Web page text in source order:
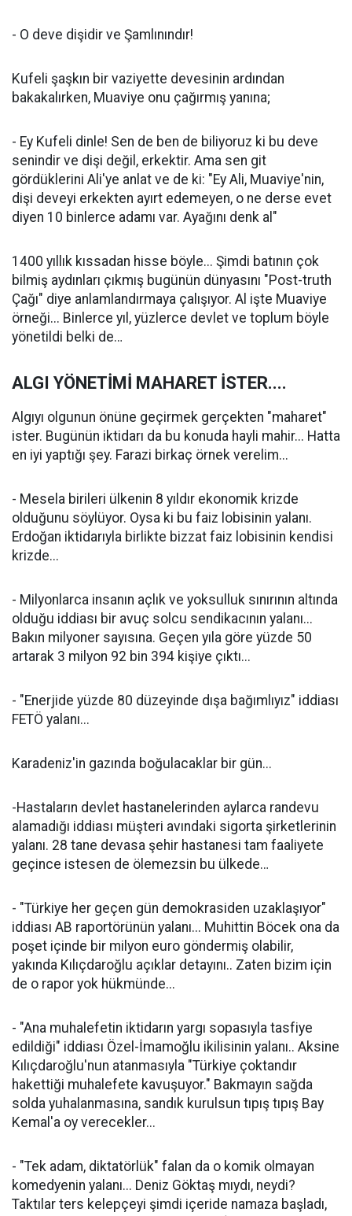
- O deve dişidir ve Şamlınındır!
Kufeli şaşkın bir vaziyette devesinin ardından
bakakalırken, Muaviye onu çağırmış yanına;
- Ey Kufeli dinle! Sen de ben de biliyoruz ki bu deve
senindir ve dişi değil, erkektir. Ama sen git
gördüklerini Ali'ye anlat ve de ki: "Ey Ali, Muaviye'nin,
dişi deveyi erkekten ayırt edemeyen, o ne derse evet
diyen 10 binlerce adamı var. Ayağını denk al"
1400 yıllık kıssadan hisse böyle... Şimdi batının çok
bilmiş aydınları çıkmış bugünün dünyasını "Post-truth
Çağı" diye anlamlandırmaya çalışıyor. Al işte Muaviye
örneği... Binlerce yıl, yüzlerce devlet ve toplum böyle
yönetildi belki de…
ALGI YÖNETİMİ MAHARET İSTER....
Algıyı olgunun önüne geçirmek gerçekten "maharet"
ister. Bugünün iktidarı da bu konuda hayli mahir... Hatta
en iyi yaptığı şey. Farazi birkaç örnek verelim...
- Mesela birileri ülkenin 8 yıldır ekonomik krizde
olduğunu söylüyor. Oysa ki bu faiz lobisinin yalanı.
Erdoğan iktidarıyla birlikte bizzat faiz lobisinin kendisi
krizde...
- Milyonlarca insanın açlık ve yoksulluk sınırının altında
olduğu iddiası bir avuç solcu sendikacının yalanı...
Bakın milyoner sayısına. Geçen yıla göre yüzde 50
artarak 3 milyon 92 bin 394 kişiye çıktı...
- "Enerjide yüzde 80 düzeyinde dışa bağımlıyız" iddiası
FETÖ yalanı...
Karadeniz'in gazında boğulacaklar bir gün...
-Hastaların devlet hastanelerinden aylarca randevu
alamadığı iddiası müşteri avındaki sigorta şirketlerinin
yalanı. 28 tane devasa şehir hastanesi tam faaliyete
geçince istesen de ölemezsin bu ülkede…
- "Türkiye her geçen gün demokrasiden uzaklaşıyor"
iddiası AB raportörünün yalanı... Muhittin Böcek ona da
poşet içinde bir milyon euro göndermiş olabilir,
yakında Kılıçdaroğlu açıklar detayını.. Zaten bizim için
de o rapor yok hükmünde...
- "Ana muhalefetin iktidarın yargı sopasıyla tasfiye
edildiği" iddiası Özel-İmamoğlu ikilisinin yalanı.. Aksine
Kılıçdaroğlu'nun atanmasıyla "Türkiye çoktandır
hakettiği muhalefete kavuşuyor." Bakmayın sağda
solda yuhalanmasına, sandık kurulsun tıpış tıpış Bay
Kemal'a oy verecekler...
- "Tek adam, diktatörlük" falan da o komik olmayan
komedyenin yalanı... Deniz Göktaş mıydı, neydi?
Taktılar ters kelepçeyi şimdi içeride namaza başladı,